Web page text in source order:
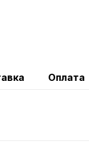
Оплата